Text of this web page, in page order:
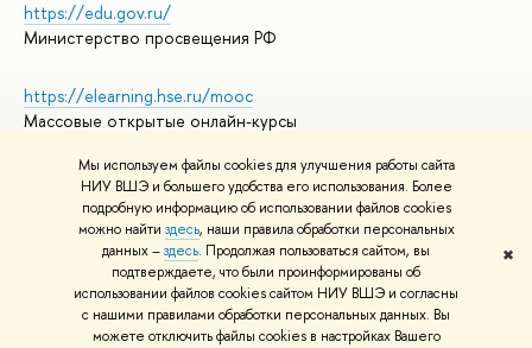
Мы используем файлы cookies для улучшения работы сайта
НИУ ВШЭ и большего удобства его использования. Более
подробную информацию об использовании файлов cookies
можно найти здесь, наши правила обработки персональных
данных –здесь. Продолжая пользоваться сайтом, вы
подтверждаете, что были проинформированы об
использовании файлов cookies сайтом НИУ ВШЭ и согласны
с нашими правилами обработки персональных данных. Вы
можете отключить файлы cookies в настройках Вашего
✖
https://edu.gov.ru/
Министерство просвещения РФ
https://elearning.hse.ru/mooc
Массовые открытые онлайн-курсы
© НИУ ВШЭ 1993–2026
Адреса и контакты
Условия использования материалов
Политика конфиденциальности
Правила применения рекомендательных технологий в НИУ ВШЭ
Карта сайта